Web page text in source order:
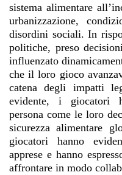
sistema alimentare
urbanizzazione,
disordini sociali. In
politiche, preso
influenzato
che il loro gioco
catena degli impatti
evidente, i giocatori
persona come le loro
sicurezza alimentare
giocatori hanno
apprese e hanno
affrontare in modo